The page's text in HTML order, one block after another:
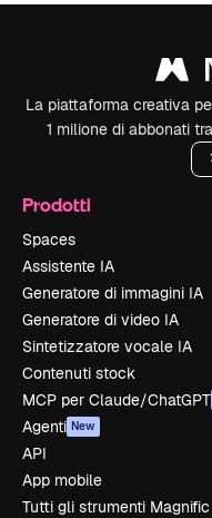
La piattaforma creativa
1 milione di abbonati
Prodotti
Spaces
Assistente IA
Generatore di immagini IA
Generatore di video IA
Sintetizzatore vocale IA
Contenuti stock
MCP per Claude/ChatGPT
Agenti New
API
App mobile
Tutti gli strumenti Magnific